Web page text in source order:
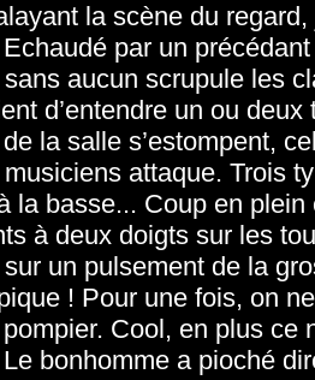
la scène du
par un
aucun scrupule les
d’entendre un ou
la salle s’estompent,
attaque. Trois
la basse... Coup en
à deux doigts sur les
un pulsement de la
! Pour une fois, on
Cool, en plus ce
bonhomme a pioché